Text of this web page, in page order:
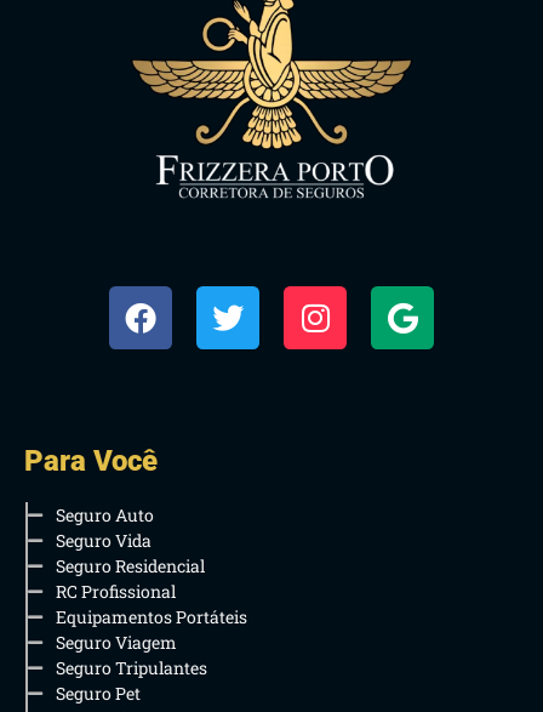
Para Você
Seguro Auto
Seguro Vida
Seguro Residencial
RC Profissional
Equipamentos Portáteis
Seguro Viagem
Seguro Tripulantes
Seguro Pet